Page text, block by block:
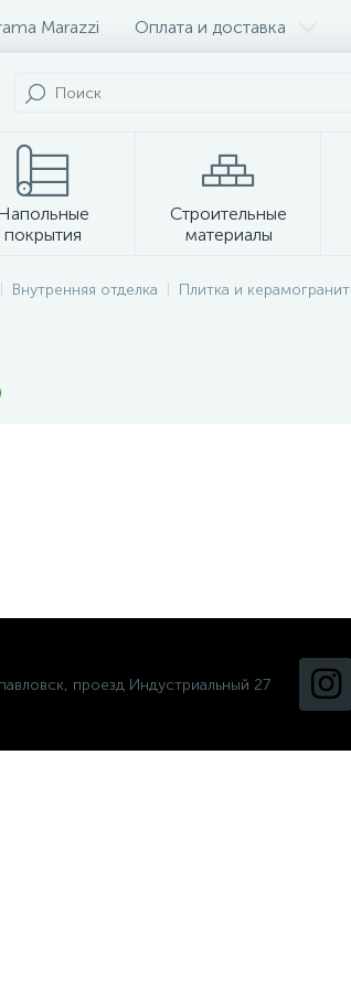
Marazzi Оплата и доставка
покрытия
Строительные
материалы
Внутренняя отделка Плитка и керамогранит
проезд Индустриальный 27